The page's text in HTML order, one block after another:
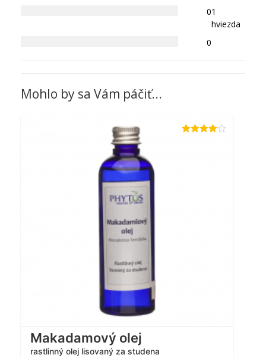
01
hviezda
0
Mohlo by sa Vám páčiť...
Makadamový olej
rastlinný olej lisovaný za studena